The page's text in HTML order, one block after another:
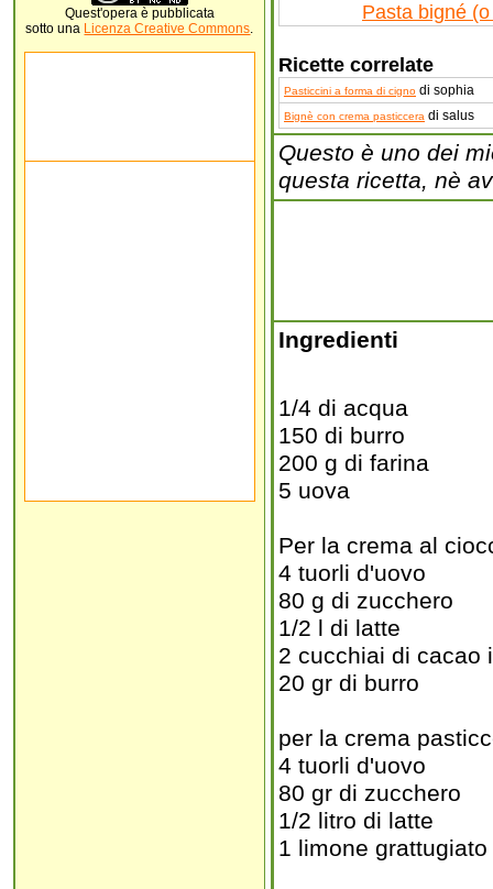
Quest'opera è pubblicata
sotto una Licenza Creative Commons.
Pasta bigné
Ricette correlate
Pasticcini a forma di cigno di sophia
Bignè con crema pasticcera di salus
Questo è uno dei
questa ricetta, nè
Ingredienti
1/4 di acqua
150 di burro
200 g di farina
5 uova
Per la crema al
4 tuorli d'uovo
80 g di zucchero
1/2 l di latte
2 cucchiai di cacao
20 gr di burro
per la crema
4 tuorli d'uovo
80 gr di zucchero
1/2 litro di latte
1 limone grattugiato